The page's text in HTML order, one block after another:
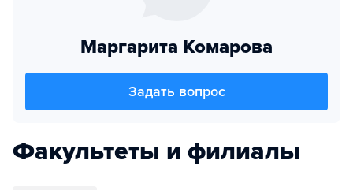
Маргарита Комарова
Задать вопрос
Факультеты и филиалы